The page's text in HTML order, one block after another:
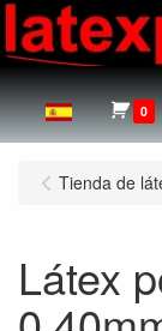
0
Tienda de
Látex